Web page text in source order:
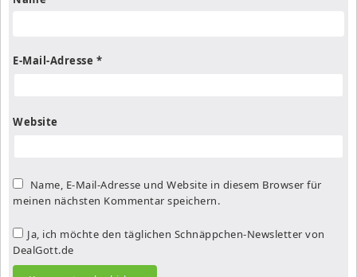
E-Mail-Adresse *
Website
Name, E-Mail-Adresse und Website in diesem Browser für
meinen nächsten Kommentar speichern.
Ja, ich möchte den täglichen Schnäppchen-Newsletter von
DealGott.de